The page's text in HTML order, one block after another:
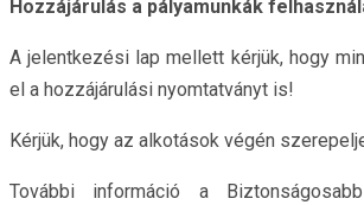
Hozzájárulás a pályamunkák
A jelentkezési lap mellett kérjük, hogy
el a hozzájárulási nyomtatványt is!
Kérjük, hogy az alkotások végén
További információ a